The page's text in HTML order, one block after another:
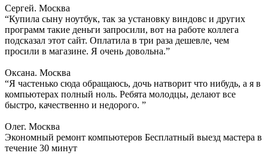
Сергей. Москва
“Купила сыну ноутбук, так за установку виндовс и других
программ такие деньги запросили, вот на работе коллега
подсказал этот сайт. Оплатила в три раза дешевле, чем
просили в магазине. Я очень довольна.”
Оксана. Москва
“Я частенько сюда обращаюсь, дочь натворит что нибудь, а я в
компьютерах полный ноль. Ребята молодцы, делают все
быстро, качественно и недорого. ”
Олег. Москва
Экономный ремонт компьютеров Бесплатный выезд мастера в
течение 30 минут